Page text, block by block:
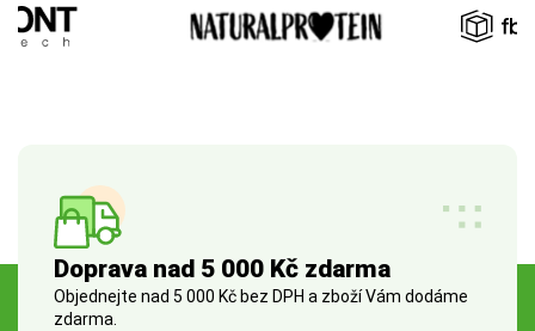
Doprava nad 5 000 Kč zdarma
Objednejte nad 5 000 Kč bez DPH a zboží Vám dodáme
zdarma.